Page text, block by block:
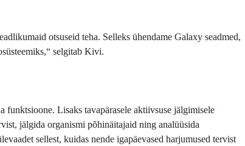
otsuseid teha. Selleks ühendame Galaxy seadmed,
selgitab Kivi.
funktsioone. Lisaks tavapärasele aktiivsuse jälgimisele
jälgida organismi põhinäitajaid ning analüüsida
sellest, kuidas nende igapäevased harjumused tervist